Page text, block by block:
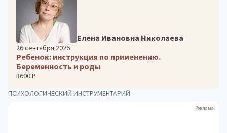
Елена Ивановна Николаева
26 сентября 2026
Ребенок: инструкция по применению.
Беременность и роды
3600 ₽
ПСИХОЛОГИЧЕСКИЙ ИНСТРУМЕНТАРИЙ
Реклама